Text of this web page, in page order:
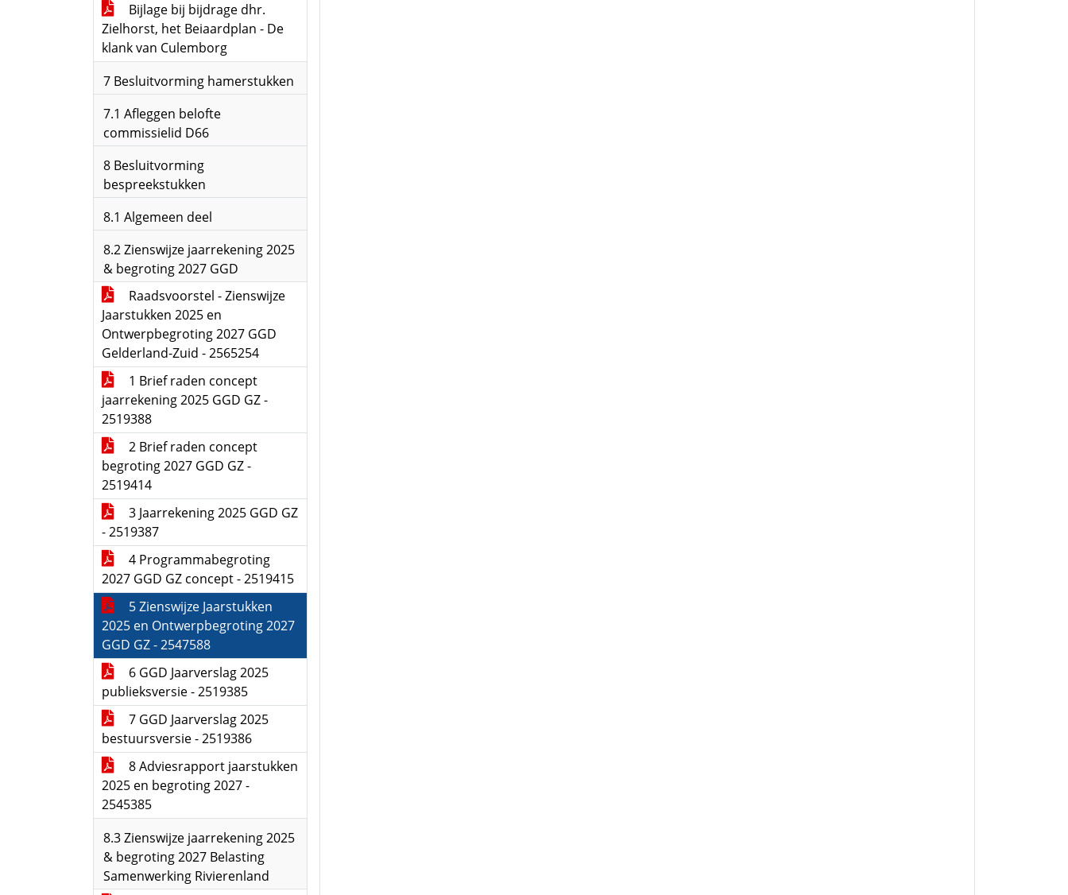
Bijlage bij bijdrage dhr.
Zielhorst, het Beiaardplan - De
klank van Culemborg
7 Besluitvorming hamerstukken
7.1 Afleggen belofte
commissielid D66
8 Besluitvorming
bespreekstukken
8.1 Algemeen deel
8.2 Zienswijze jaarrekening 2025
& begroting 2027 GGD
Raadsvoorstel - Zienswijze
Jaarstukken 2025 en
Ontwerpbegroting 2027 GGD
Gelderland-Zuid - 2565254
1 Brief raden concept
jaarrekening 2025 GGD GZ -
2519388
2 Brief raden concept
begroting 2027 GGD GZ -
2519414
3 Jaarrekening 2025 GGD GZ
- 2519387
4 Programmabegroting
2027 GGD GZ concept - 2519415
5 Zienswijze Jaarstukken
2025 en Ontwerpbegroting 2027
GGD GZ - 2547588
6 GGD Jaarverslag 2025
publieksversie - 2519385
7 GGD Jaarverslag 2025
bestuursversie - 2519386
8 Adviesrapport jaarstukken
2025 en begroting 2027 -
2545385
8.3 Zienswijze jaarrekening 2025
& begroting 2027 Belasting
Samenwerking Rivierenland